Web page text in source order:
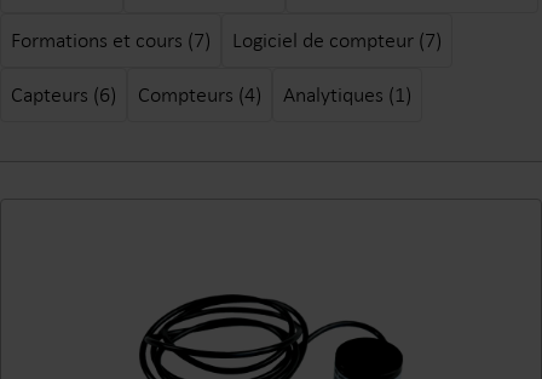
Formations et cours (7) Logiciel de compteur (7)
Capteurs (6) Compteurs (4) Analytiques (1)